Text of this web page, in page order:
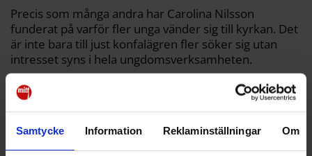
Samtycke Information Reklaminställningar Om
Precis som många andra har Carolina Nilsson
funderat på varför fler unga vänder sig till kyrkan. Det
är inte bara till just konfalägren fler söker sig utan
intresset syns i hela ungdomsverksamheten.